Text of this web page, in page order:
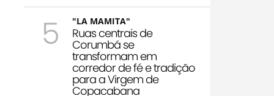
5 "LA MAMITA"
Ruas centrais de
Corumbá se
transformam em
corredor de fé e tradição
para a Virgem de
Copacabana